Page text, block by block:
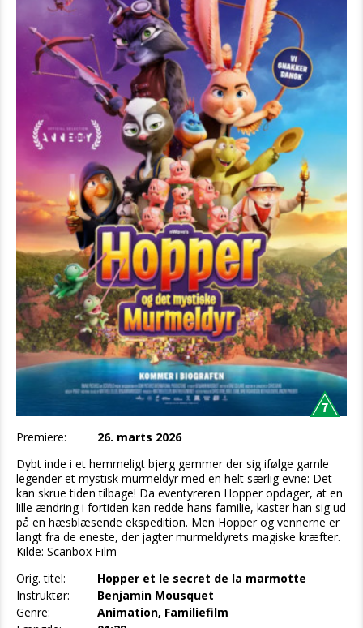
Premiere:
26. marts 2026
Dybt inde i et hemmeligt bjerg gemmer der sig ifølge gamle
legender et mystisk murmeldyr med en helt særlig evne: Det
kan skrue tiden tilbage! Da eventyreren Hopper opdager, at en
lille ændring i fortiden kan redde hans familie, kaster han sig ud
på en hæsblæsende ekspedition. Men Hopper og vennerne er
langt fra de eneste, der jagter murmeldyrets magiske kræfter.
Kilde: Scanbox Film
Orig. titel:
Hopper et le secret de la marmotte
Instruktør:
Benjamin Mousquet
Genre:
Animation, Familiefilm